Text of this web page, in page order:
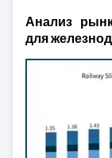
Анализ
для